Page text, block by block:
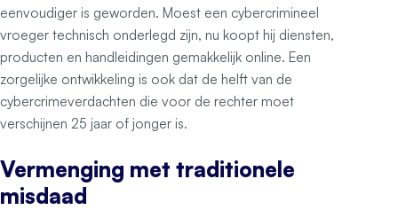
eenvoudiger is geworden. Moest een cybercrimineel
vroeger technisch onderlegd zijn, nu koopt hij diensten,
producten en handleidingen gemakkelijk online. Een
zorgelijke ontwikkeling is ook dat de helft van de
cybercrimeverdachten die voor de rechter moet
verschijnen 25 jaar of jonger is.
Vermenging met traditionele
misdaad